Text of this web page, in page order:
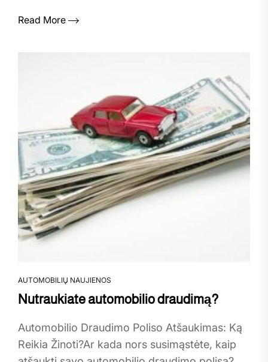
Read More
AUTOMOBILIŲ NAUJIENOS
Nutraukiate automobilio draudimą?
Automobilio Draudimo Poliso Atšaukimas: Ką
Reikia Žinoti?Ar kada nors susimąstėte, kaip